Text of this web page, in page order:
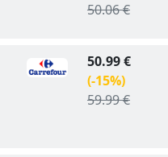
50.06 €
50.99 €
(-15%)
59.99 €